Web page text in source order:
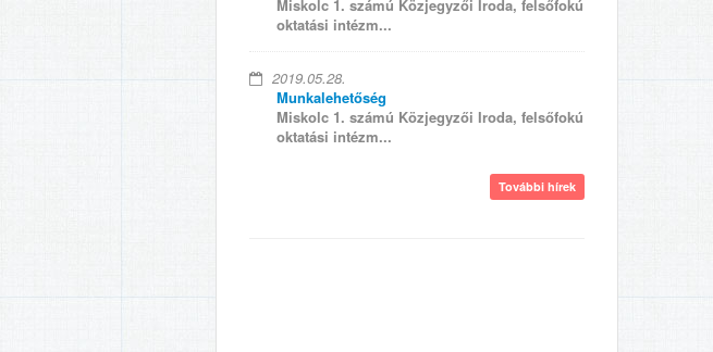
Miskolc 1. számú Közjegyzői Iroda, felsőfokú
oktatási intézm...
2019.05.28.
Munkalehetőség
Miskolc 1. számú Közjegyzői Iroda, felsőfokú
oktatási intézm...
További hírek